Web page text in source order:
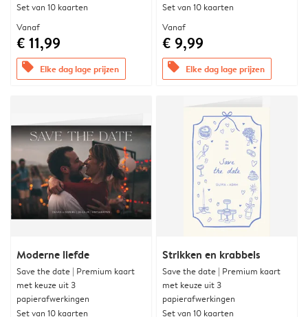
Set van 10 kaarten
Vanaf
€ 11,99
offers Elke dag lage prijzen
Set van 10 kaarten
Vanaf
€ 9,99
offers Elke dag lage prijzen
Moderne liefde
Save the date | Premium kaart
met keuze uit 3
papierafwerkingen
Set van 10 kaarten
Strikken en krabbels
Save the date | Premium kaart
met keuze uit 3
papierafwerkingen
Set van 10 kaarten